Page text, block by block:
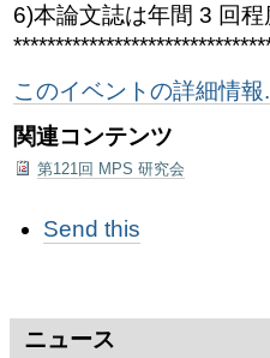
6)本論文誌は年間 3 回程
このイベントの詳細情報
関連コンテンツ
第121回 MPS 研究会
キ
ト
ア
Send this
ニュース